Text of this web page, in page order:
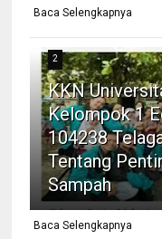
Baca Selengkapnya
2
KKN
Kelompok 1
104238
Tentang
Sampah
Baca Selengkapnya